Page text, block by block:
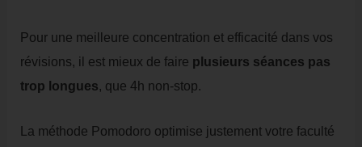
Pour une meilleure concentration et efficacité dans vos
révisions, il est mieux de faire plusieurs séances pas
trop longues, que 4h non-stop.
La méthode Pomodoro optimise justement votre faculté